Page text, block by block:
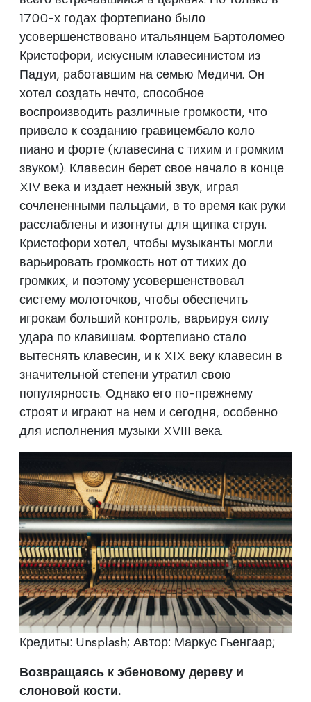
1700-х годах фортепиано было
усовершенствовано итальянцем Бартоломео
Кристофори, искусным клавесинистом из
Падуи, работавшим на семью Медичи. Он
хотел создать нечто, способное
воспроизводить различные громкости, что
привело к созданию гравицембало коло
пиано и форте (клавесина с тихим и громким
звуком). Клавесин берет свое начало в конце
XIV века и издает нежный звук, играя
сочлененными пальцами, в то время как руки
расслаблены и изогнуты для щипка струн.
Кристофори хотел, чтобы музыканты могли
варьировать громкость нот от тихих до
громких, и поэтому усовершенствовал
систему молоточков, чтобы обеспечить
игрокам больший контроль, варьируя силу
удара по клавишам. Фортепиано стало
вытеснять клавесин, и к XIX веку клавесин в
значительной степени утратил свою
популярность. Однако его по-прежнему
строят и играют на нем и сегодня, особенно
для исполнения музыки XVIII века.
Кредиты: Unsplash; Автор: Маркус Гьенгаар;
Возвращаясь к эбеновому дереву и
слоновой кости.